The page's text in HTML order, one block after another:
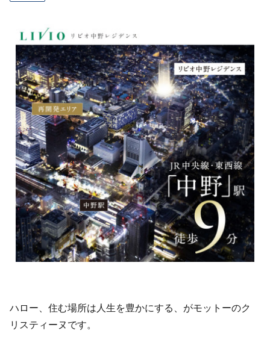
ハロー、住む場所は人生を豊かにする、がモットーのク
リスティーヌです。